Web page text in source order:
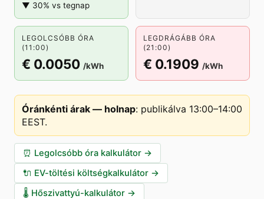
▼ 30% vs tegnap
LEGOLCSÓBB ÓRA
(11:00)
€ 0.0050 /kWh
LEGDRÁGÁBB ÓRA
(21:00)
€ 0.1909 /kWh
Óránkénti árak — holnap: publikálva 13:00–14:00
EEST.
⏰ Legolcsóbb óra kalkulátor →
🔌 EV-töltési költségkalkulátor →
🌡️ Hőszivattyú-kalkulátor →